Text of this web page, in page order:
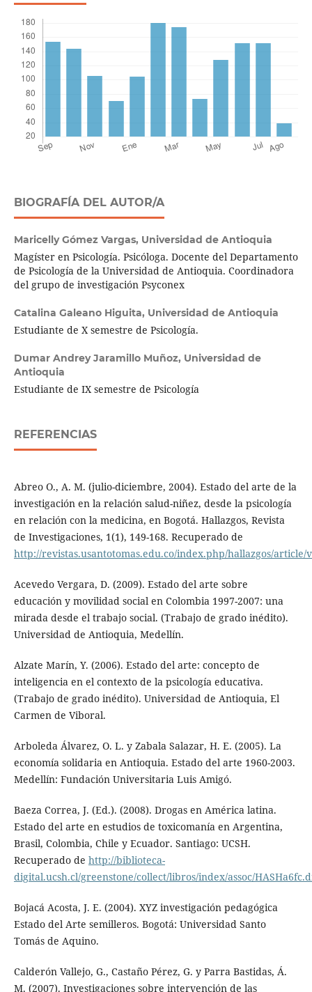
BIOGRAFÍA DEL AUTOR/A
Maricelly Gómez Vargas, Universidad de Antioquia
Magíster en Psicología. Psicóloga. Docente del Departamento
de Psicología de la Universidad de Antioquia. Coordinadora
del grupo de investigación Psyconex
Catalina Galeano Higuita, Universidad de Antioquia
Estudiante de X semestre de Psicología.
Dumar Andrey Jaramillo Muñoz, Universidad de
Antioquia
Estudiante de IX semestre de Psicología
REFERENCIAS
Abreo O., A. M. (julio-diciembre, 2004). Estado del arte de la
investigación en la relación salud-niñez, desde la psicología
en relación con la medicina, en Bogotá. Hallazgos, Revista
de Investigaciones, 1(1), 149-168. Recuperado de
http://revistas.usantotomas.edu.co/index.php/hallazgos/article/
Acevedo Vergara, D. (2009). Estado del arte sobre
educación y movilidad social en Colombia 1997-2007: una
mirada desde el trabajo social. (Trabajo de grado inédito).
Universidad de Antioquia, Medellín.
Alzate Marín, Y. (2006). Estado del arte: concepto de
inteligencia en el contexto de la psicología educativa.
(Trabajo de grado inédito). Universidad de Antioquia, El
Carmen de Viboral.
Arboleda Álvarez, O. L. y Zabala Salazar, H. E. (2005). La
economía solidaria en Antioquia. Estado del arte 1960-2003.
Medellín: Fundación Universitaria Luis Amigó.
Baeza Correa, J. (Ed.). (2008). Drogas en América latina.
Estado del arte en estudios de toxicomanía en Argentina,
Brasil, Colombia, Chile y Ecuador. Santiago: UCSH.
Recuperado de http://biblioteca-
digital.ucsh.cl/greenstone/collect/libros/index/assoc/
Bojacá Acosta, J. E. (2004). XYZ investigación pedagógica
Estado del Arte semilleros. Bogotá: Universidad Santo
Tomás de Aquino.
Calderón Vallejo, G., Castaño Pérez, G. y Parra Bastidas, Á.
M. (2007). Investigaciones sobre intervención de las